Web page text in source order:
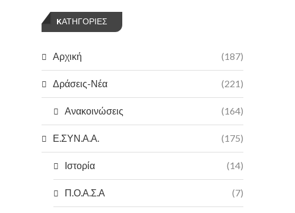
KΑΤΗΓΟΡΊΕΣ
Αρχική (187)
Δράσεις-Νέα (221)
Ανακοινώσεις (164)
Ε.ΣΥΝ.Α.Α. (175)
Ιστορία (14)
Π.Ο.Α.Σ.Α (7)